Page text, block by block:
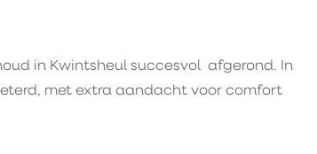
in Kwintsheul succesvol afgerond. In
met extra aandacht voor comfort